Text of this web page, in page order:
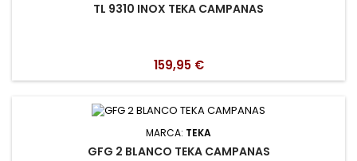
TL 9310 INOX TEKA CAMPANAS
159,95 €
MARCA: TEKA
GFG 2 BLANCO TEKA CAMPANAS